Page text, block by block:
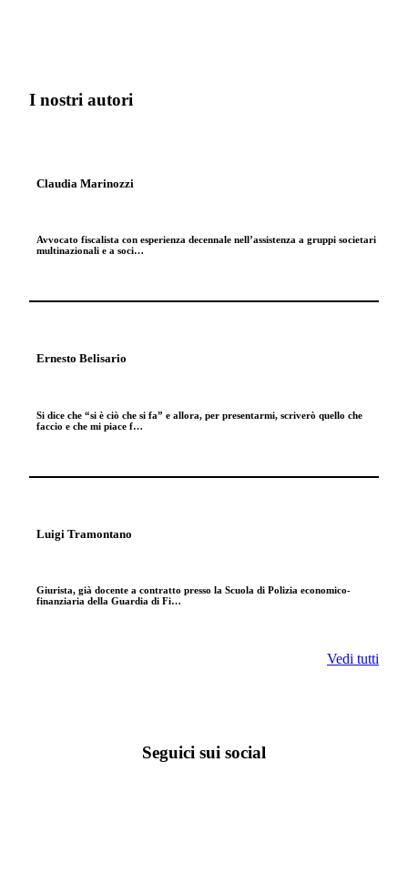
I nostri autori
Claudia Marinozzi
Avvocato fiscalista con esperienza decennale nell’assistenza a gruppi societari
multinazionali e a soci…
Ernesto Belisario
Si dice che “si è ciò che si fa” e allora, per presentarmi, scriverò quello che
faccio e che mi piace f…
Luigi Tramontano
Giurista, già docente a contratto presso la Scuola di Polizia economico-
finanziaria della Guardia di Fi…
Vedi tutti
Seguici sui social